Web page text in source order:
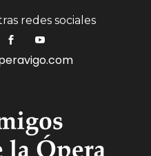
redes sociales